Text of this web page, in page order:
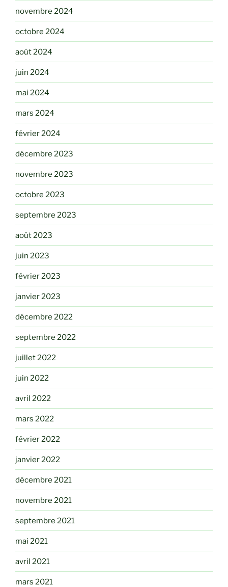
novembre 2024
octobre 2024
août 2024
juin 2024
mai 2024
mars 2024
février 2024
décembre 2023
novembre 2023
octobre 2023
septembre 2023
août 2023
juin 2023
février 2023
janvier 2023
décembre 2022
septembre 2022
juillet 2022
juin 2022
avril 2022
mars 2022
février 2022
janvier 2022
décembre 2021
novembre 2021
septembre 2021
mai 2021
avril 2021
mars 2021